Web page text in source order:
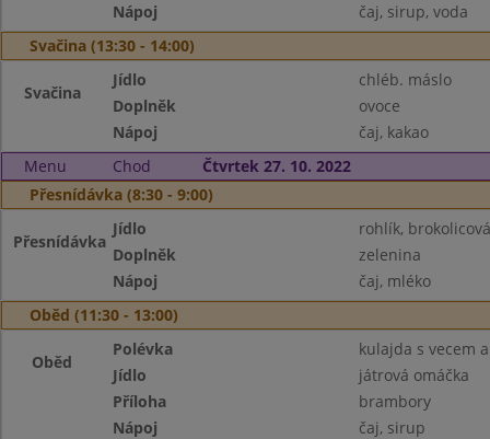
Nápoj
čaj, sirup, voda
Svačina (13:30 - 14:00)
Svačina
Jídlo
chléb. máslo
Doplněk
ovoce
Nápoj
čaj, kakao
Menu
Chod
Čtvrtek 27. 10. 2022
Přesnídávka (8:30 - 9:00)
Přesnídávka
Jídlo
rohlík,
Doplněk
zelenina
Nápoj
čaj, mléko
Oběd (11:30 - 13:00)
Oběd
Polévka
kulajda s vecem
Jídlo
játrová omáčka
Příloha
brambory
Nápoj
čaj, sirup